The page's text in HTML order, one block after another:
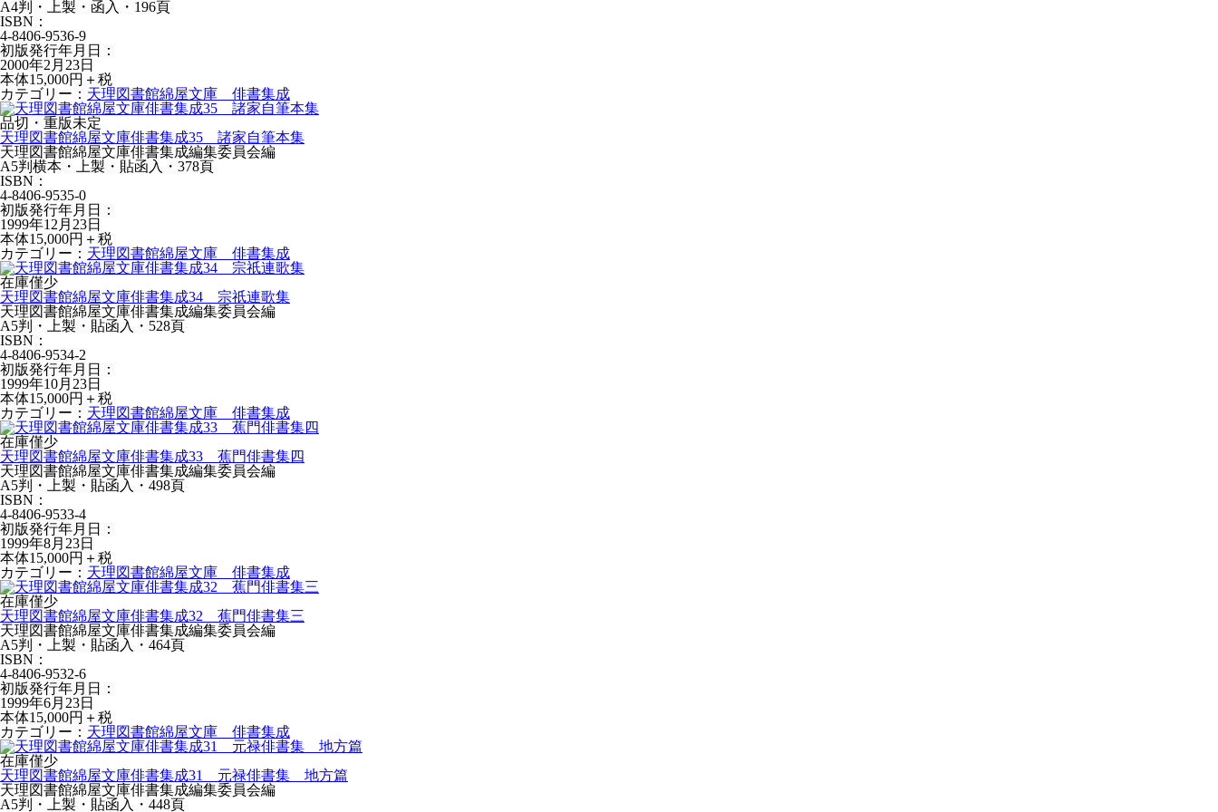
A4判・上製・函入・196頁
ISBN：
4-8406-9536-9
初版発行年月日：
2000年2月23日
本体15,000円＋税
カテゴリー： 天理図書館綿屋文庫 俳書集成
品切・重版未定
天理図書館綿屋文庫俳書集成35 諸家自筆本集
天理図書館綿屋文庫俳書集成編集委員会編
A5判横本・上製・貼函入・378頁
ISBN：
4-8406-9535-0
初版発行年月日：
1999年12月23日
本体15,000円＋税
カテゴリー： 天理図書館綿屋文庫 俳書集成
在庫僅少
天理図書館綿屋文庫俳書集成34 宗祇連歌集
天理図書館綿屋文庫俳書集成編集委員会編
A5判・上製・貼函入・528頁
ISBN：
4-8406-9534-2
初版発行年月日：
1999年10月23日
本体15,000円＋税
カテゴリー： 天理図書館綿屋文庫 俳書集成
在庫僅少
天理図書館綿屋文庫俳書集成33 蕉門俳書集四
天理図書館綿屋文庫俳書集成編集委員会編
A5判・上製・貼函入・498頁
ISBN：
4-8406-9533-4
初版発行年月日：
1999年8月23日
本体15,000円＋税
カテゴリー： 天理図書館綿屋文庫 俳書集成
在庫僅少
天理図書館綿屋文庫俳書集成32 蕉門俳書集三
天理図書館綿屋文庫俳書集成編集委員会編
A5判・上製・貼函入・464頁
ISBN：
4-8406-9532-6
初版発行年月日：
1999年6月23日
本体15,000円＋税
カテゴリー： 天理図書館綿屋文庫 俳書集成
在庫僅少
天理図書館綿屋文庫俳書集成31 元禄俳書集 地方篇
天理図書館綿屋文庫俳書集成編集委員会編
A5判・上製・貼函入・448頁